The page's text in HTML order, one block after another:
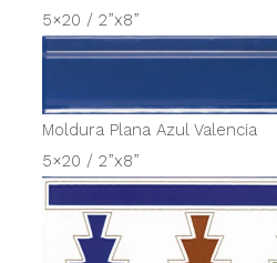
5×20 / 2”x8”
Moldura Plana Azul Valencia
5×20 / 2”x8”